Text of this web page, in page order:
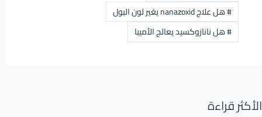
#هل علاج nanazoxid يغير لون البول
#هل نانازوكسيد يعالج الأميبا
الأكثر قراءة